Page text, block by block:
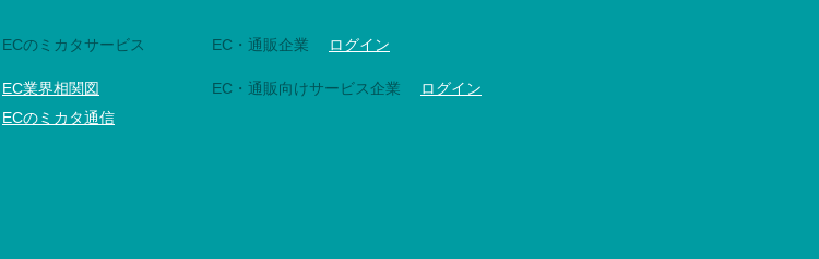
ECのミカタサービス
EC業界相関図
ECのミカタ通信
EC・通販企業 ログイン
EC・通販向けサービス企業 ログイン